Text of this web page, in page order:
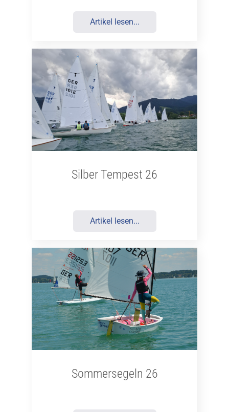
Artikel lesen...
Silber Tempest 26
Artikel lesen...
Sommersegeln 26